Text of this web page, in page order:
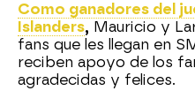
Como ganadores del
Islanders, Mauricio y
fans que les llegan en
reciben apoyo de los
agradecidas y felices.